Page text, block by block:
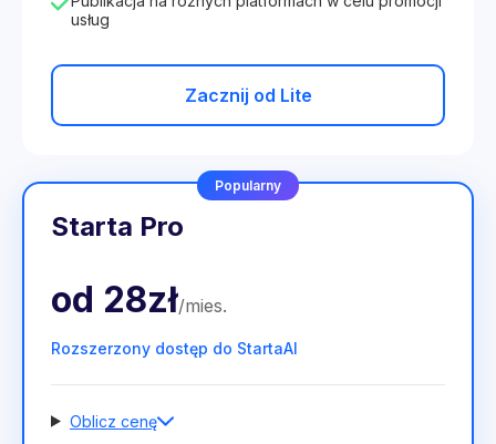
usług
Zacznij od Lite
Popularny
Starta Pro
od 28zł/mies.
Rozszerzony dostęp do StartaAI
Oblicz cenę